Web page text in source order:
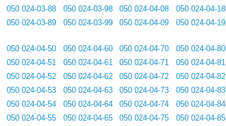
050 024-03-88
050 024-03-89
050 024-03-98
050 024-03-99
050 024-04-08
050 024-04-09
050 024-04-18
050 024-04-19
050 024-04-50
050 024-04-51
050 024-04-52
050 024-04-53
050 024-04-54
050 024-04-55
050 024-04-60
050 024-04-61
050 024-04-62
050 024-04-63
050 024-04-64
050 024-04-65
050 024-04-70
050 024-04-71
050 024-04-72
050 024-04-73
050 024-04-74
050 024-04-75
050 024-04-80
050 024-04-81
050 024-04-82
050 024-04-83
050 024-04-84
050 024-04-85